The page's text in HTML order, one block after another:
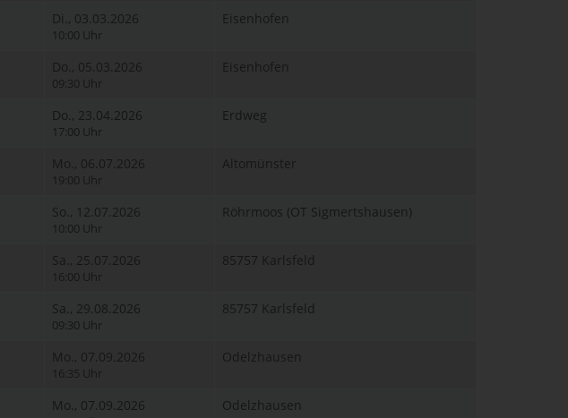
Di., 03.03.2026
10:00 Uhr
Eisenhofen
Do., 05.03.2026
09:30 Uhr
Eisenhofen
Do., 23.04.2026
17:00 Uhr
Erdweg
Mo., 06.07.2026
19:00 Uhr
Altomünster
So., 12.07.2026
10:00 Uhr
Röhrmoos (OT Sigmertshausen)
Sa., 25.07.2026
16:00 Uhr
85757 Karlsfeld
Sa., 29.08.2026
09:30 Uhr
85757 Karlsfeld
Mo., 07.09.2026
16:35 Uhr
Odelzhausen
Mo., 07.09.2026 Odelzhausen